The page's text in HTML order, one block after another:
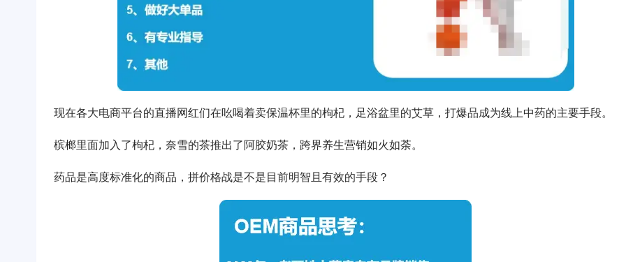
现在各大电商平台的直播网红们在吆喝着卖保温杯里的枸杞，足浴盆里的艾草，打爆品成为线上中药的主要手段。
槟榔里面加入了枸杞，奈雪的茶推出了阿胶奶茶，跨界养生营销如火如荼。
药品是高度标准化的商品，拼价格战是不是目前明智且有效的手段？